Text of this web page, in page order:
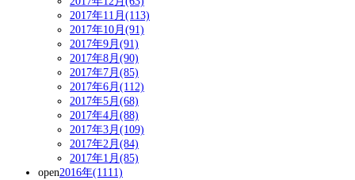
2017年11月(113)
2017年10月(91)
2017年9月(91)
2017年8月(90)
2017年7月(85)
2017年6月(112)
2017年5月(68)
2017年4月(88)
2017年3月(109)
2017年2月(84)
2017年1月(85)
open2016年(1111)